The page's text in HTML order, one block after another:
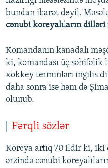
bundan ibarət deyil.
cənubi koreyalıların dilləri
Komandanın kanadalı
ki, komandası üç səhifəlik
xokkey terminləri ingilis
daha sonra isə həm də
olunub.
Fərqli sözlər
Koreya artıq 70 ildir ki, iki
ərzində cənubi